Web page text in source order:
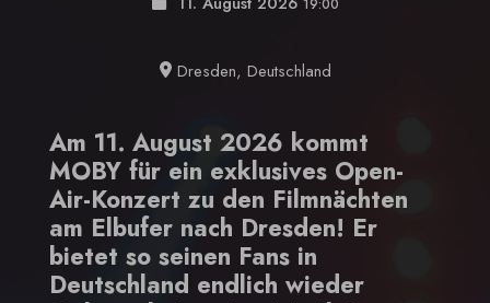
19:00
Dresden, Deutschland
Am 11. August 2026 kommt
MOBY für ein exklusives Open-
Air-Konzert zu den Filmnächten
am Elbufer nach Dresden! Er
bietet so seinen Fans in
Deutschland endlich wieder